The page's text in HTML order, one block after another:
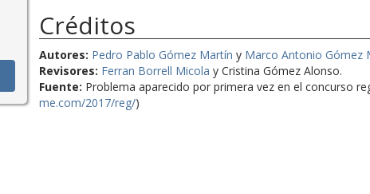
Créditos
Autores: Pedro Pablo Gómez Martín y Marco Antonio Gómez
Revisores: Ferran Borrell Micola y Cristina Gómez Alonso.
Fuente: Problema aparecido por primera vez en el concurso
me.com/2017/reg/)